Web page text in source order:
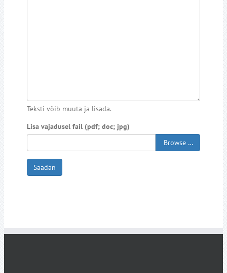
Teksti võib muuta ja lisada.
Lisa vajadusel fail (pdf; doc; jpg)
Browse …
Saadan